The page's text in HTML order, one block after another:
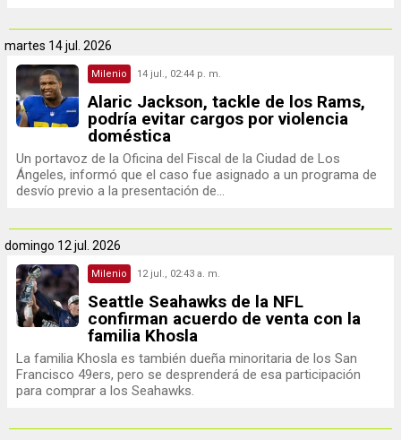
martes 14 jul. 2026
Milenio 14 jul., 02:44 p. m.
Alaric Jackson, tackle de los Rams,
podría evitar cargos por violencia
doméstica
Un portavoz de la Oficina del Fiscal de la Ciudad de Los
Ángeles, informó que el caso fue asignado a un programa de
desvío previo a la presentación de...
domingo 12 jul. 2026
Milenio 12 jul., 02:43 a. m.
Seattle Seahawks de la NFL
confirman acuerdo de venta con la
familia Khosla
La familia Khosla es también dueña minoritaria de los San
Francisco 49ers, pero se desprenderá de esa participación
para comprar a los Seahawks.